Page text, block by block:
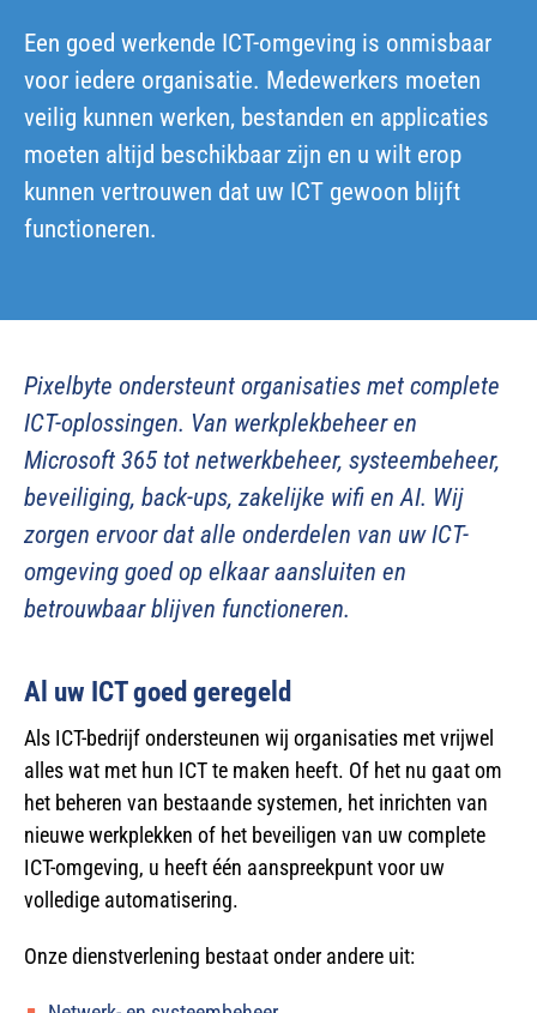
Een goed werkende ICT-omgeving is onmisbaar
voor iedere organisatie. Medewerkers moeten
veilig kunnen werken, bestanden en applicaties
moeten altijd beschikbaar zijn en u wilt erop
kunnen vertrouwen dat uw ICT gewoon blijft
functioneren.
Pixelbyte ondersteunt organisaties met complete
ICT-oplossingen. Van werkplekbeheer en
Microsoft 365 tot netwerkbeheer, systeembeheer,
beveiliging, back-ups, zakelijke wifi en AI. Wij
zorgen ervoor dat alle onderdelen van uw ICT-
omgeving goed op elkaar aansluiten en
betrouwbaar blijven functioneren.
Al uw ICT goed geregeld
Als ICT-bedrijf ondersteunen wij organisaties met vrijwel
alles wat met hun ICT te maken heeft. Of het nu gaat om
het beheren van bestaande systemen, het inrichten van
nieuwe werkplekken of het beveiligen van uw complete
ICT-omgeving, u heeft één aanspreekpunt voor uw
volledige automatisering.
Onze dienstverlening bestaat onder andere uit: